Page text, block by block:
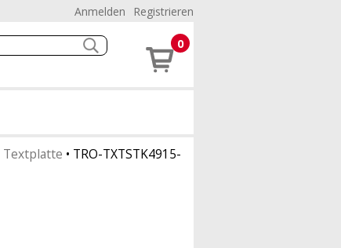
Anmelden Registrieren
0
Textplatte • TRO-TXTSTK4915-